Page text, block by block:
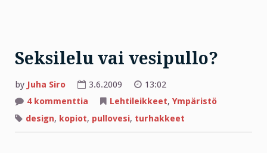
Seksilelu vai vesipullo?
by Juha Siro 3.6.2009
13:02
4 kommenttia artikkeliin
vai
vesipullo?
Lehtileikkeet, Ympäristö
design, kopiot, pullovesi, turhakkeet